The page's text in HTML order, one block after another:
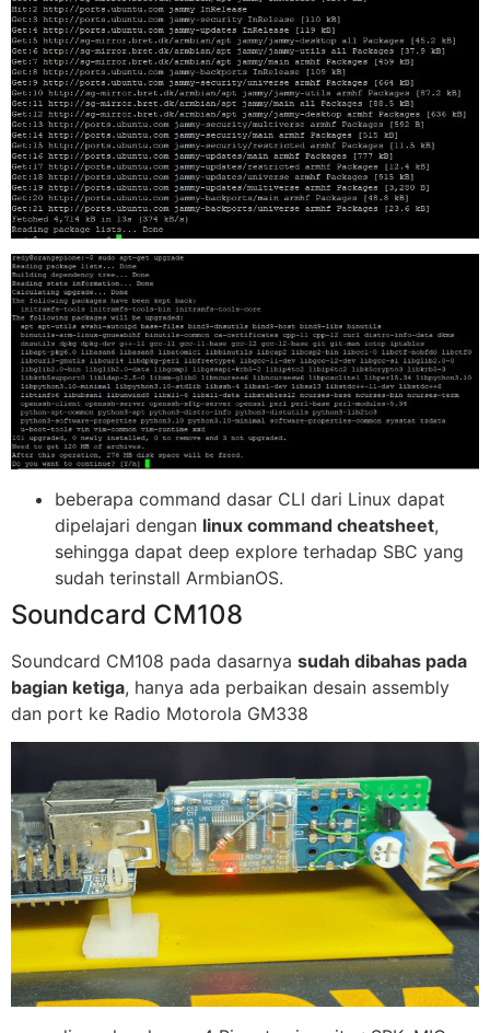
beberapa command dasar CLI dari Linux dapat
dipelajari dengan linux command cheatsheet,
sehingga dapat deep explore terhadap SBC yang
sudah terinstall ArmbianOS.
Soundcard CM108
Soundcard CM108 pada dasarnya sudah dibahas pada
bagian ketiga, hanya ada perbaikan desain assembly
dan port ke Radio Motorola GM338